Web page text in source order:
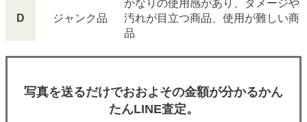
D ジャンク品
かなりの使用感があり、ダメージや
汚れが目立つ商品、使用が難しい商
品
写真を送るだけでおおよその金額が分かるかん
たんLINE査定。